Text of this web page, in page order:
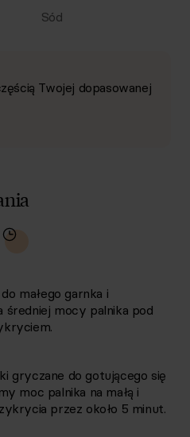
Sód
Twojej dopasowanej
małego garnka i
średniej mocy palnika pod
gryczane do gotującego się
moc palnika na małą i
przez około 5 minut.